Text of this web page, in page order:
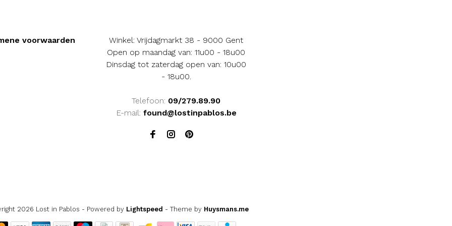
voorwaarden
Winkel: Vrijdagmarkt 38 - 9000 Gent
Open op maandag van: 11u00 - 18u00
Dinsdag tot zaterdag open van: 10u00
- 18u00.
Telefoon: 09/279.89.90
E-mail: found@lostinpablos.be
2026 Lost in Pablos - Powered by Lightspeed - Theme by Huysmans.me